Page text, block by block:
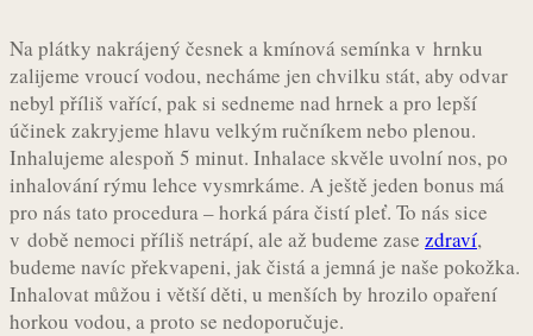
Na plátky nakrájený česnek a kmínová semínka v hrnku
zalijeme vroucí vodou, necháme jen chvilku stát, aby odvar
nebyl příliš vařící, pak si sedneme nad hrnek a pro lepší
účinek zakryjeme hlavu velkým ručníkem nebo plenou.
Inhalujeme alespoň 5 minut. Inhalace skvěle uvolní nos, po
inhalování rýmu lehce vysmrkáme. A ještě jeden bonus má
pro nás tato procedura – horká pára čistí pleť. To nás sice
v době nemoci příliš netrápí, ale až budeme zase zdraví,
budeme navíc překvapeni, jak čistá a jemná je naše pokožka.
Inhalovat můžou i větší děti, u menších by hrozilo opaření
horkou vodou, a proto se nedoporučuje.